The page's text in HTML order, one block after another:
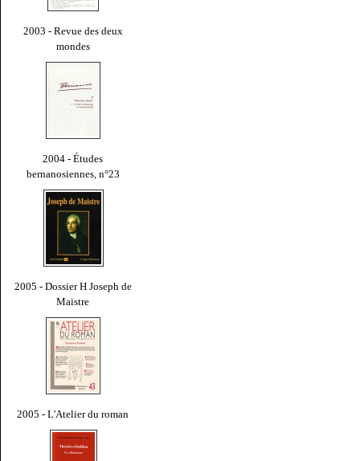
2003 - Revue des deux
mondes
2004 - Études
bernanosiennes, n°23
2005 - Dossier H Joseph de
Maistre
2005 - L'Atelier du roman